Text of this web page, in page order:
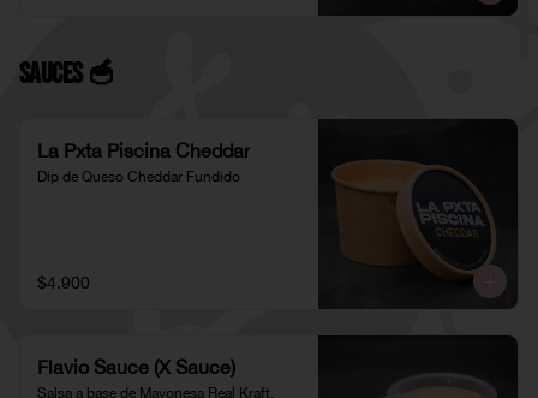
Sauces 🥣
La Pxta Piscina Cheddar
Dip de Queso Cheddar Fundido
$4.900
Flavio Sauce (X Sauce)
Salsa a base de Mayonesa Real Kraft,